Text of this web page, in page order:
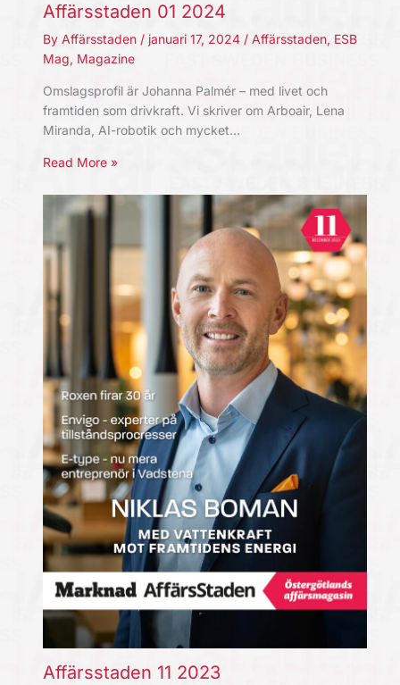
Affärsstaden 01 2024
By Affärsstaden / januari 17, 2024 / Affärsstaden, ESB
Mag, Magazine
Omslagsprofil är Johanna Palmér – med livet och
framtiden som drivkraft. Vi skriver om Arboair, Lena
Miranda, AI-robotik och mycket…
Read More »
Affärsstaden 11 2023